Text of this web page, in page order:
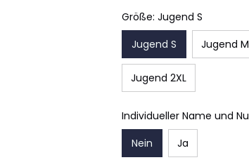
Größe: Jugend S
Jugend S
Jugend M
Jugend 2XL
Individueller Name und
Nein
Ja